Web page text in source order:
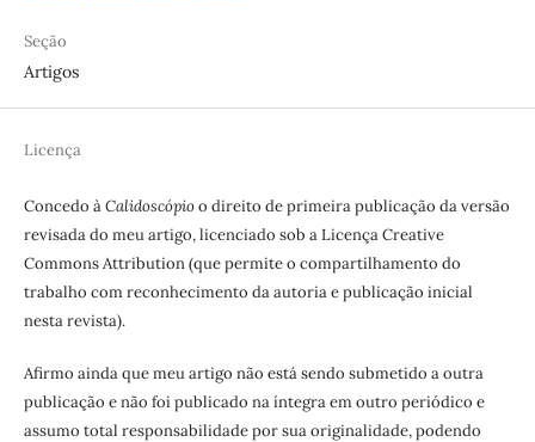
Seção
Artigos
Licença
Concedo àCalidoscópioo direito de primeira publicação da versão
revisada do meu artigo, licenciado sob a Licença Creative
Commons Attribution (que permite o compartilhamento do
trabalho com reconhecimento da autoria e publicação inicial
nesta revista).
Afirmo ainda que meu artigo não está sendo submetido a outra
publicação e não foi publicado na íntegra em outro periódico e
assumo total responsabilidade por sua originalidade, podendo